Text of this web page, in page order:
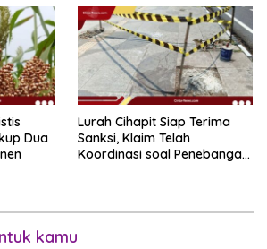
Dua
Lurah Cihapit Siap Terima
Sanksi, Klaim Telah
Koordinasi soal Penebangan
kamu